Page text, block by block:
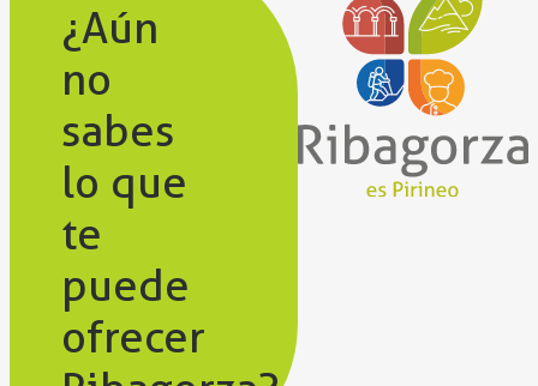
¿Aún
no
sabes
lo que
te
puede
ofrecer